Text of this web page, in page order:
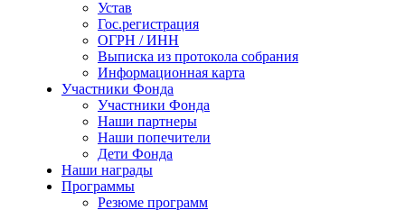
Устав
Гос.регистрация
ОГРН / ИНН
Выписка из протокола собрания
Информационная карта
Участники Фонда
Участники Фонда
Наши партнеры
Наши попечители
Дети Фонда
Наши награды
Программы
Резюме программ